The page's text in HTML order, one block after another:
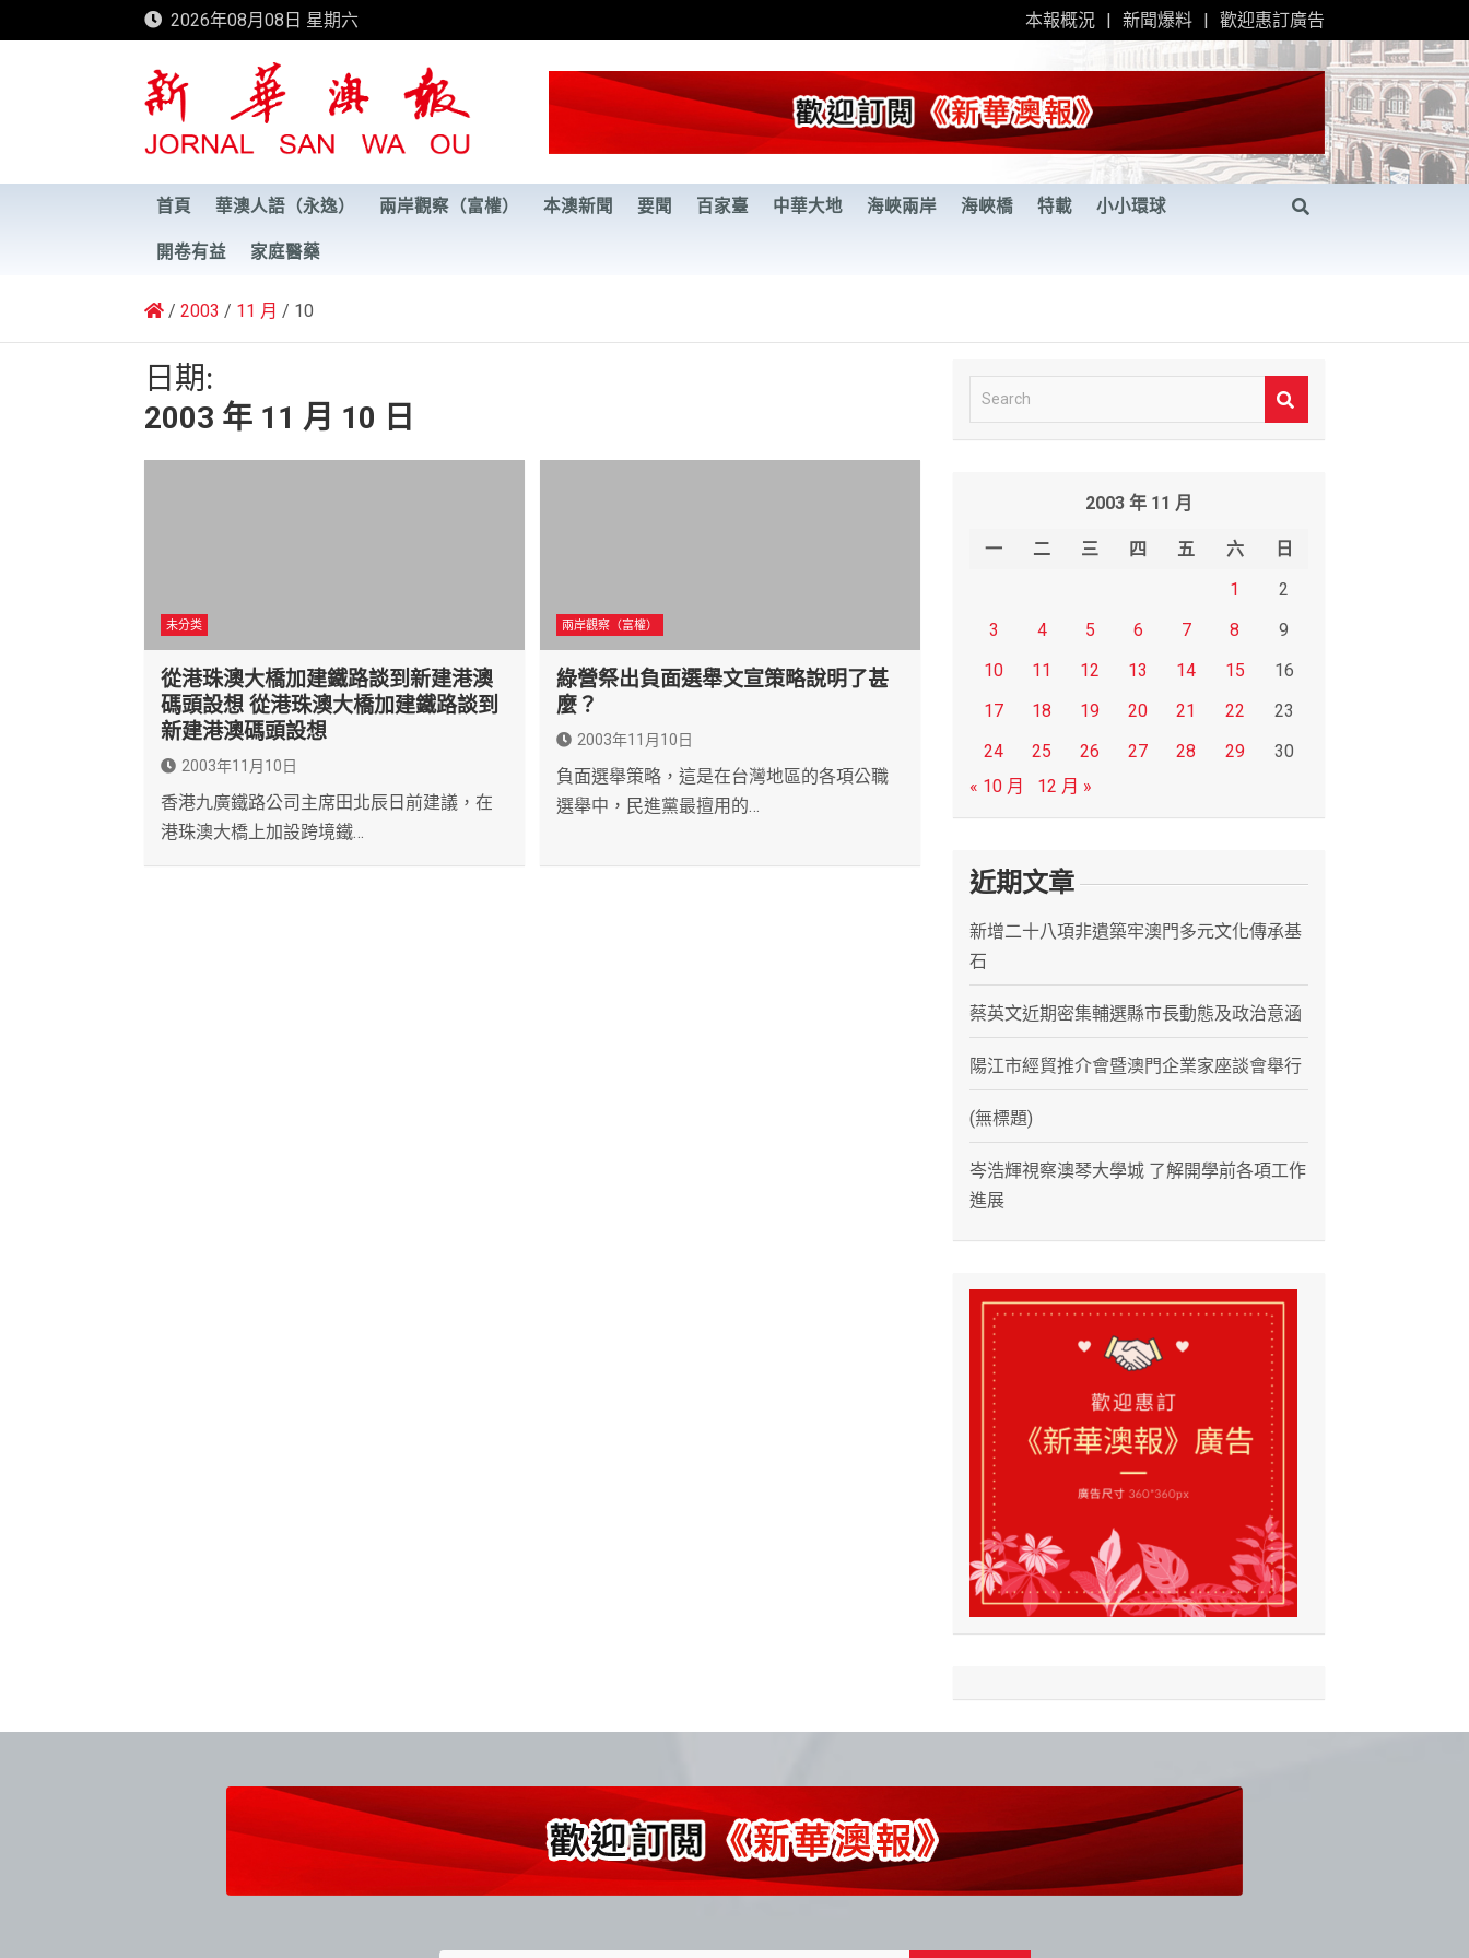
to
2026年08月08日 星期六 本報概況 新聞爆料 歡迎惠訂廣告
新華澳報
首頁 華澳人語（永逸） 兩岸觀察（富權） 本澳新聞 要聞 百家臺 中華大地 海峽兩岸 海峽橋 特載 小小環球
開卷有益 家庭醫藥
2003 11 月 10
日期:
2003 年 11 月 10 日
未分类
從港珠澳大橋加建鐵路談到新建港澳
碼頭設想 從港珠澳大橋加建鐵路談到
新建港澳碼頭設想
2003年11月10日
香港九廣鐵路公司主席田北辰日前建議，在
港珠澳大橋上加設跨境鐵…
兩岸觀察（富權）
綠營祭出負面選舉文宣策略說明了甚
麼？
2003年11月10日
負面選舉策略，這是在台灣地區的各項公職
選舉中，民進黨最擅用的…
e
2003 年 11 月
一 二 三 四 五 六
日
1
2
3
4 5 6 7 8
9
10
11 12 13 14 15
16
17
18 19 20 21 22
23
24
25 26 27 28 29
30
« 10 月
12 月 »
近期文章
新增二十八項非遺築牢澳門多元文化傳承基
石
蔡英文近期密集輔選縣市長動態及政治意涵
陽江市經貿推介會暨澳門企業家座談會舉行
(無標題)
岑浩輝視察澳琴大學城 了解開學前各項工作
進展